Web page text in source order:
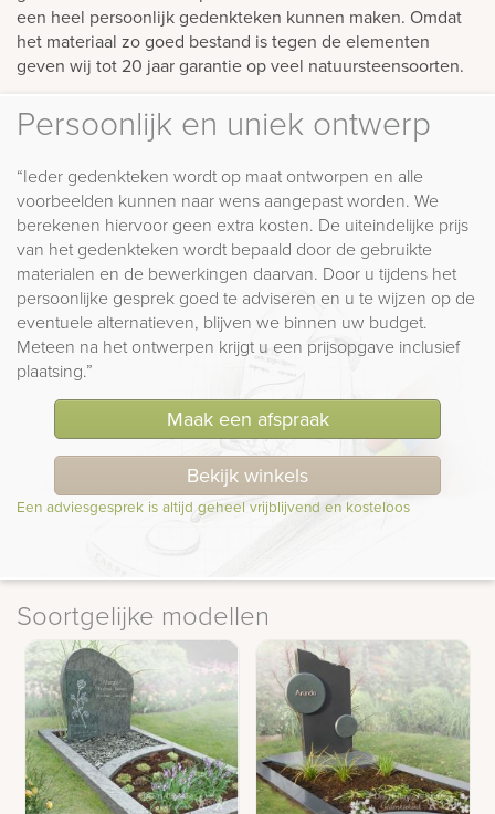
een heel persoonlijk gedenkteken kunnen maken. Omdat
het materiaal zo goed bestand is tegen de elementen
geven wij tot 20 jaar garantie op veel natuursteensoorten.
Persoonlijk en uniek ontwerp
“Ieder gedenkteken wordt op maat ontworpen en alle
voorbeelden kunnen naar wens aangepast worden. We
berekenen hiervoor geen extra kosten. De uiteindelijke prijs
van het gedenkteken wordt bepaald door de gebruikte
materialen en de bewerkingen daarvan. Door u tijdens het
persoonlijke gesprek goed te adviseren en u te wijzen op de
eventuele alternatieven, blijven we binnen uw budget.
Meteen na het ontwerpen krijgt u een prijsopgave inclusief
plaatsing.”
Maak een afspraak
Bekijk winkels
Een adviesgesprek is altijd geheel vrijblijvend en kosteloos
Soortgelijke modellen